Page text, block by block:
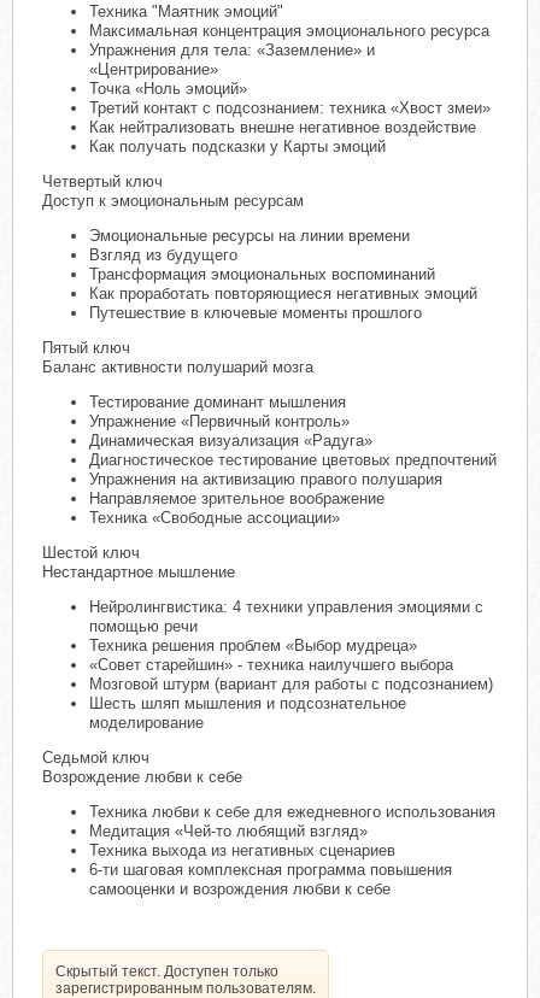
Техника "Маятник эмоций"
Максимальная концентрация эмоционального ресурса
Упражнения для тела: «Заземление» и
«Центрирование»
Точка «Ноль эмоций»
Третий контакт с подсознанием: техника «Хвост змеи»
Как нейтрализовать внешне негативное воздействие
Как получать подсказки у Карты эмоций
Четвертый ключ
Доступ к эмоциональным ресурсам
Эмоциональные ресурсы на линии времени
Взгляд из будущего
Трансформация эмоциональных воспоминаний
Как проработать повторяющиеся негативных эмоций
Путешествие в ключевые моменты прошлого
Пятый ключ
Баланс активности полушарий мозга
Тестирование доминант мышления
Упражнение «Первичный контроль»
Динамическая визуализация «Радуга»
Диагностическое тестирование цветовых предпочтений
Упражнения на активизацию правого полушария
Направляемое зрительное воображение
Техника «Свободные ассоциации»
Шестой ключ
Нестандартное мышление
Нейролингвистика: 4 техники управления эмоциями с
помощью речи
Техника решения проблем «Выбор мудреца»
«Совет старейшин» - техника наилучшего выбора
Мозговой штурм (вариант для работы с подсознанием)
Шесть шляп мышления и подсознательное
моделирование
Седьмой ключ
Возрождение любви к себе
Техника любви к себе для ежедневного использования
Медитация «Чей-то любящий взгляд»
Техника выхода из негативных сценариев
6-ти шаговая комплексная программа повышения
самооценки и возрождения любви к себе
Скрытый текст. Доступен только
зарегистрированным пользователям.